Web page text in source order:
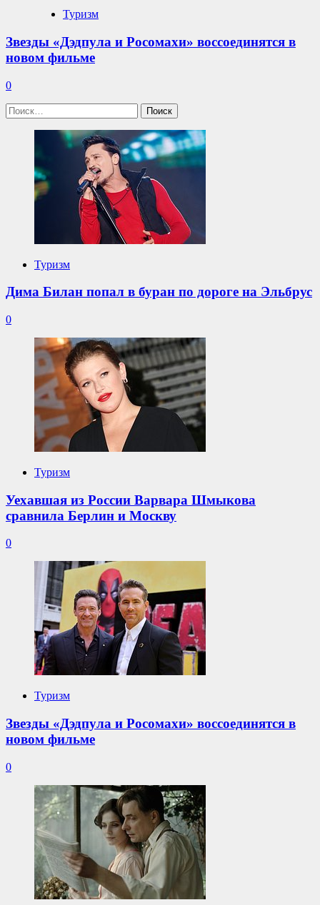
Туризм
Звезды «Дэдпула и Росомахи» воссоединятся в
новом фильме
0
Найти:
Туризм
Дима Билан попал в буран по дороге на Эльбрус
0
Туризм
Уехавшая из России Варвара Шмыкова
сравнила Берлин и Москву
0
Туризм
Звезды «Дэдпула и Росомахи» воссоединятся в
новом фильме
0